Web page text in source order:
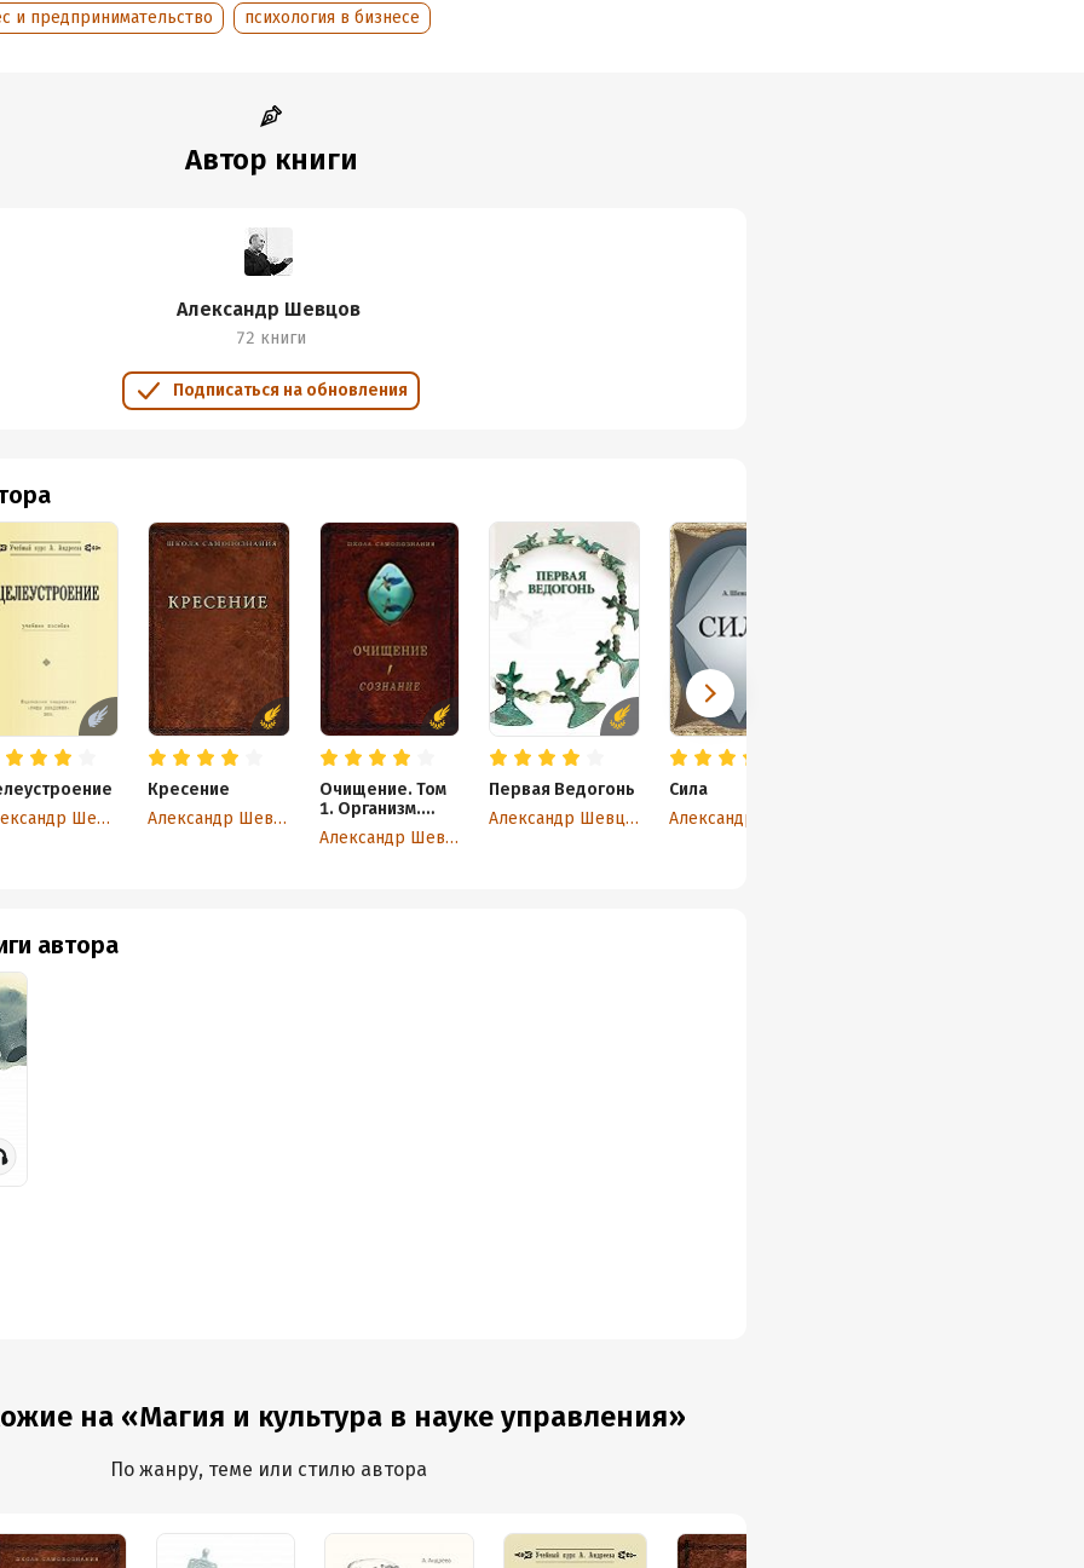
и предпринимательство
психология в бизнесе
Автор книги
Александр Шевцов
72 книги
Подписаться на обновления
Александр Шевцов
Кресение
Александр Шевцов
Очищение. Том
1. Организм.
Психика. Тело.
Сознание
Александр Шевцов
Первая Ведогонь
Александр Шевцов
Сила
автора
на «Магия и культура в науке управления»
По жанру, теме или стилю автора